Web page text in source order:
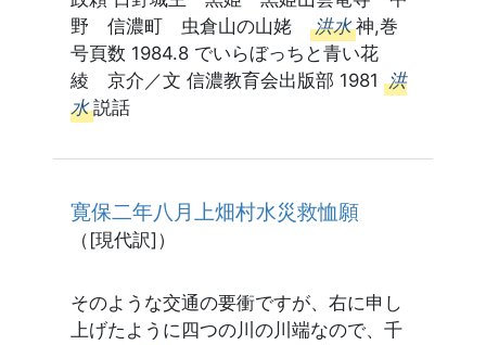
野 信濃町 虫倉山の山姥 洪水 神,巻
号頁数 1984.8 でいらぼっちと青い花
綾 京介／文 信濃教育会出版部 1981 洪
水 説話
寛保二年八月上畑村水災救恤願
（[現代訳]）
そのような交通の要衝ですが、右に申し
上げたように四つの川の川端なので、千